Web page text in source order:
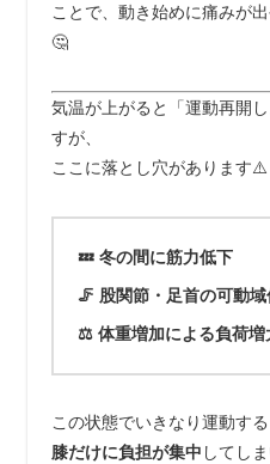
ことで、動き始めに痛みが
🤔
気温が上がると「運動再開
すが、
ここに落とし穴があります⚠️
💤 冬の間に筋力低下
🦵 股関節・足首の可動域
⚖️ 体重増加による負荷増
この状態でいきなり運動する
膝だけに負担が集中 してし